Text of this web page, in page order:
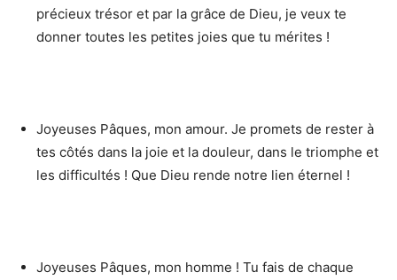
précieux trésor et par la grâce de Dieu, je veux te
donner toutes les petites joies que tu mérites !
Joyeuses Pâques, mon amour. Je promets de rester à
tes côtés dans la joie et la douleur, dans le triomphe et
les difficultés ! Que Dieu rende notre lien éternel !
Joyeuses Pâques, mon homme ! Tu fais de chaque